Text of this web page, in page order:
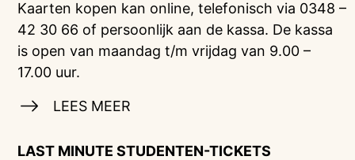
Kaarten kopen kan online, telefonisch via 0348 –
42 30 66 of persoonlijk aan de kassa. De kassa
is open van maandag t/m vrijdag van 9.00 –
17.00 uur.
LEES MEER
LAST MINUTE STUDENTEN-TICKETS